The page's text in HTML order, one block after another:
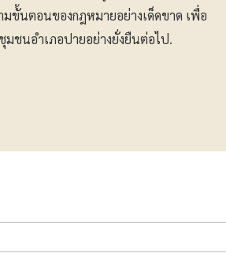
มขั้นตอนของกฎหมายอย่างเด็ดขาด เพื่อ
ชนอำเภอปายอย่างยั่งยืนต่อไป.